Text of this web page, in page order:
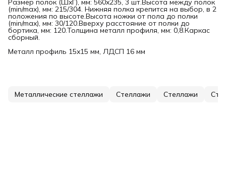
Размер полок (ШxГ), мм: 560x235, 3 шт.Высота между полок
(min/max), мм: 215/304. Нижняя полка крепится на выбор, в 2
положения по высоте.Высота ножки от пола до полки
(min/max), мм: 30/120.Вверху расстояние от полки до
бортика, мм: 120.Толщина металл профиля, мм: 0,8.Каркас
сборный.
Металл профиль 15x15 мм, ЛДСП 16 мм
Металлические стеллажи Стеллажи Стеллажи